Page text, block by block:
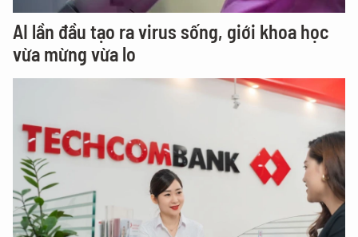
AI lần đầu tạo ra virus sống, giới khoa học
vừa mừng vừa lo